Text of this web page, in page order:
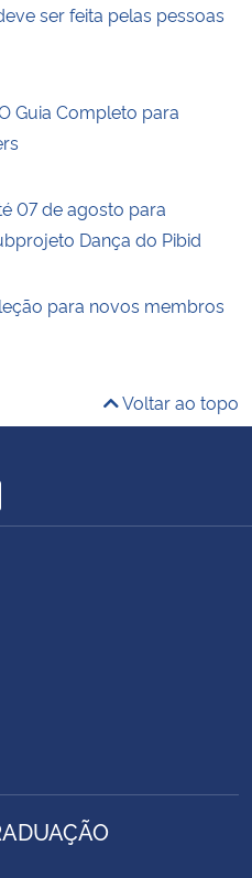
ser feita pelas pessoas
Guia Completo para
07 de agosto para
Dança do Pibid
para novos membros
Voltar ao topo